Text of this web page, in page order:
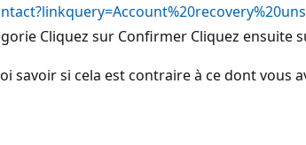
Cliquez sur Confirmer Cliquez
savoir si cela est contraire à ce dont